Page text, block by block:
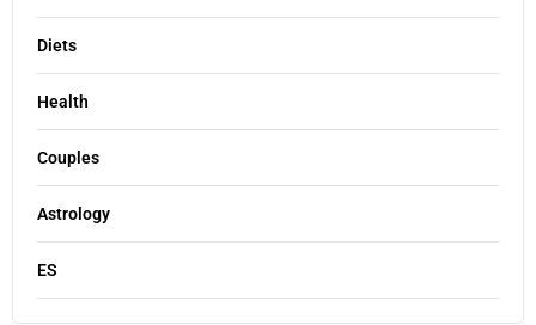
Diets
Health
Couples
Astrology
ES